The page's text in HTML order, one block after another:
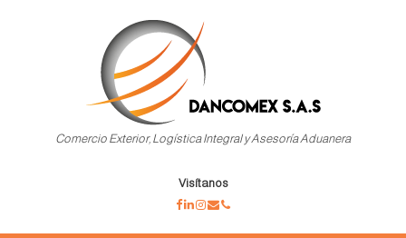
Comercio Exterior, Logística Integral y Asesoría Aduanera
Visítanos